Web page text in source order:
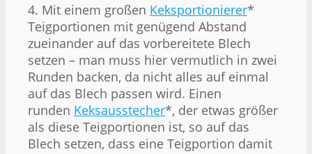
4. Mit einem großen Keksportionierer*
Teigportionen mit genügend Abstand
zueinander auf das vorbereitete Blech
setzen – man muss hier vermutlich in zwei
Runden backen, da nicht alles auf einmal
auf das Blech passen wird. Einen
runden Keksausstecher*, der etwas größer
als diese Teigportionen ist, so auf das
Blech setzen, dass eine Teigportion damit